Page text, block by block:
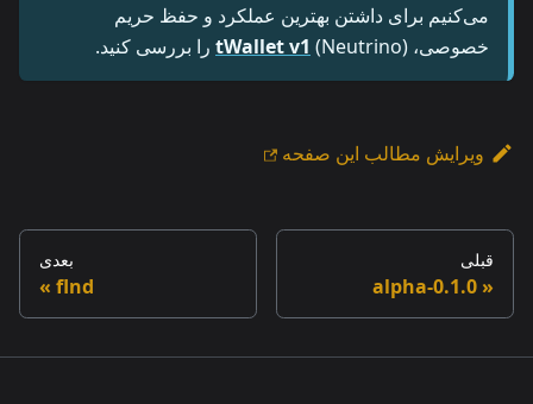
می‌کنیم برای داشتن بهترین عملکرد و حفظ حریم
خصوصی،
tWallet v1 (Neutrino) را بررسی کنید.
ویرایش مطالب این صفحه
قبلی
0.1.0-alpha
بعدی
flnd